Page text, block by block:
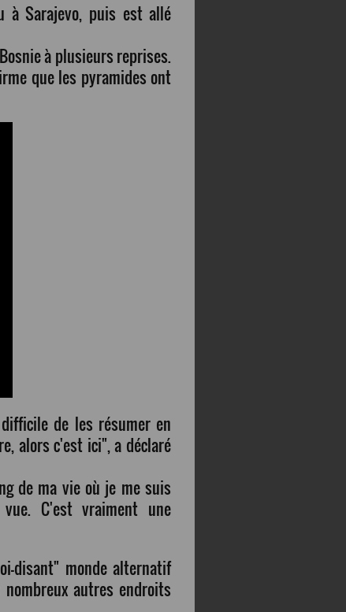
à Sarajevo, puis est allé
à plusieurs reprises.
que les pyramides ont
de les résumer en
alors c'est ici", a déclaré
de ma vie où je me suis
C'est vraiment une
disant" monde alternatif
autres endroits